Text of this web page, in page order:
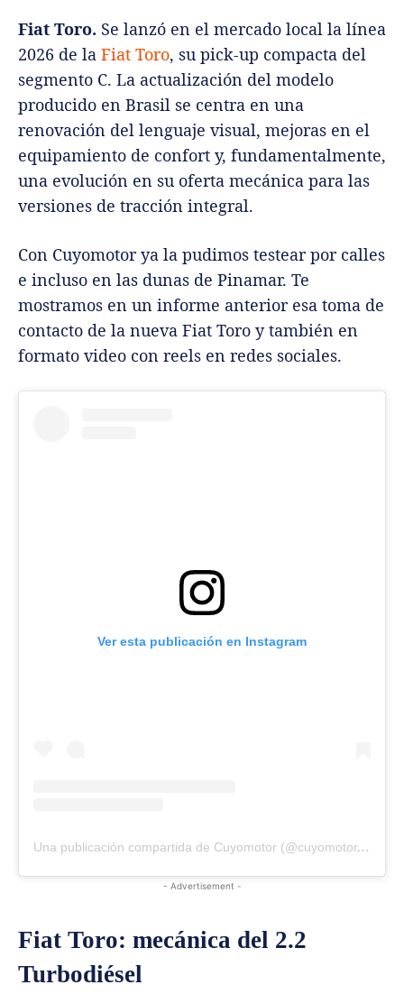
Fiat Toro. Se lanzó en el mercado local la línea
2026 de la Fiat Toro, su pick-up compacta del
segmento C. La actualización del modelo
producido en Brasil se centra en una
renovación del lenguaje visual, mejoras en el
equipamiento de confort y, fundamentalmente,
una evolución en su oferta mecánica para las
versiones de tracción integral.
Con Cuyomotor ya la pudimos testear por calles
e incluso en las dunas de Pinamar. Te
mostramos en un informe anterior esa toma de
contacto de la nueva Fiat Toro y también en
formato video con reels en redes sociales.
Ver esta publicación en Instagram
Una publicación compartida de Cuyomotor (@cuyomotor.com.ar)
- Advertisement -
Fiat Toro: mecánica del 2.2
Turbodiésel